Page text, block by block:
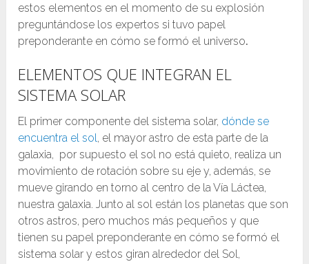
estos elementos en el momento de su explosión
preguntándose los expertos si tuvo papel
preponderante en cómo se formó el universo.
ELEMENTOS QUE INTEGRAN EL
SISTEMA SOLAR
El primer componente del sistema solar, dónde se
encuentra el sol, el mayor astro de esta parte de la
galaxia, por supuesto el sol no está quieto, realiza un
movimiento de rotación sobre su eje y, además, se
mueve girando en torno al centro de la Vía Láctea,
nuestra galaxia. Junto al sol están los planetas que son
otros astros, pero muchos más pequeños y que
tienen su papel preponderante en cómo se formó el
sistema solar y estos giran alrededor del Sol,